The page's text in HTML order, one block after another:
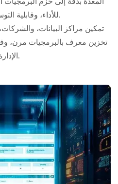
للأداء، وقابلية التوسع، والبساطة.
تمكين مراكز البيانات،
تخزين معرف بالبرمجيات مرن،
الإدارة.